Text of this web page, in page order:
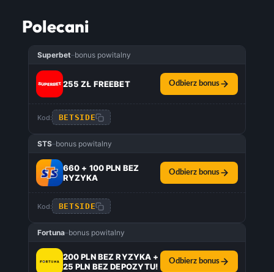
Polecani
Superbet–bonus powitalny
255 ZŁ FREEBET Odbierz bonus
Kod: BETSIDE
STS–bonus powitalny
660 + 100 PLN BEZ
RYZYKA
Odbierz bonus
Kod: BETSIDE
Fortuna–bonus powitalny
200 PLN BEZ RYZYKA +
25 PLN BEZ DEPOZYTU!
Odbierz bonus